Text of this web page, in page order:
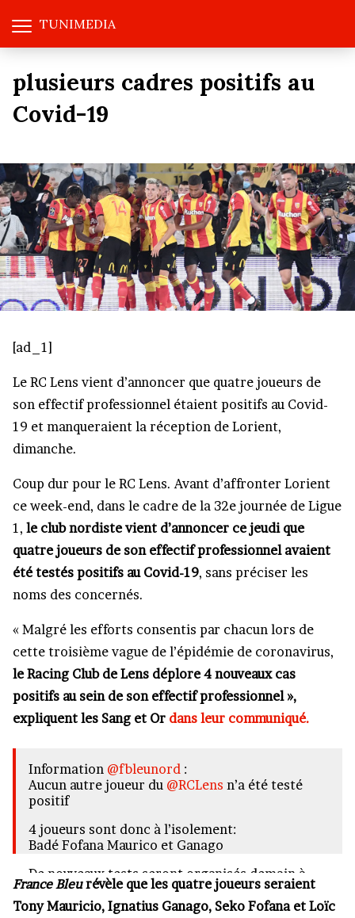
TUNIMEDIA
plusieurs cadres positifs au
Covid-19
[ad_1]
Le RC Lens vient d’annoncer que quatre joueurs de
son effectif professionnel étaient positifs au Covid-
19 et manqueraient la réception de Lorient,
dimanche.
Coup dur pour le RC Lens. Avant d’affronter Lorient
ce week-end, dans le cadre de la 32e journée de Ligue
1, le club nordiste vient d’annoncer ce jeudi que
quatre joueurs de son effectif professionnel avaient
été testés positifs au Covid-19, sans préciser les
noms des concernés.
« Malgré les efforts consentis par chacun lors de
cette troisième vague de l’épidémie de coronavirus,
le Racing Club de Lens déplore 4 nouveaux cas
positifs au sein de son effectif professionnel »,
expliquent les Sang et Or dans leur communiqué.
Information @fbleunord :
Aucun autre joueur du @RCLens n’a été testé
positif
4 joueurs sont donc à l’isolement:
Badé Fofana Maurico et Ganago
De nouveaux tests seront organisés demain à
deux jours de la réception de Lorient
@FCLorient @LFPfr @LensFoot1
France Bleurévèle que les quatre joueurs seraient
Tony Mauricio, Ignatius Ganago, Seko Fofana et Loïc